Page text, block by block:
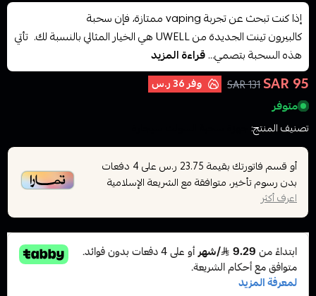
إذا كنت تبحث عن تجربة vaping ممتازة، فإن سحبة
كالبيرون تينت الجديدة من UWELL هي الخيار المثالي بالنسبة لك. تأتي
هذه السحبة بتصمي...قراءة المزيد
95 SAR
131 SAR وفر36 ر.س
متوفر
تصنيف المنتج:
أو قسم فاتورتك بقيمة 23.75 ر.س على4 دفعات
بدون رسوم تأخير، متوافقة مع الشريعة الإسلامية
اعرف أكثر